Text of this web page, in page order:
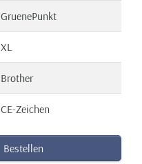
GruenePunkt
XL
Brother
CE-Zeichen
Bestellen